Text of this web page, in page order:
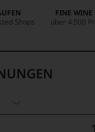
Shops
FINE WINE
über 4.500